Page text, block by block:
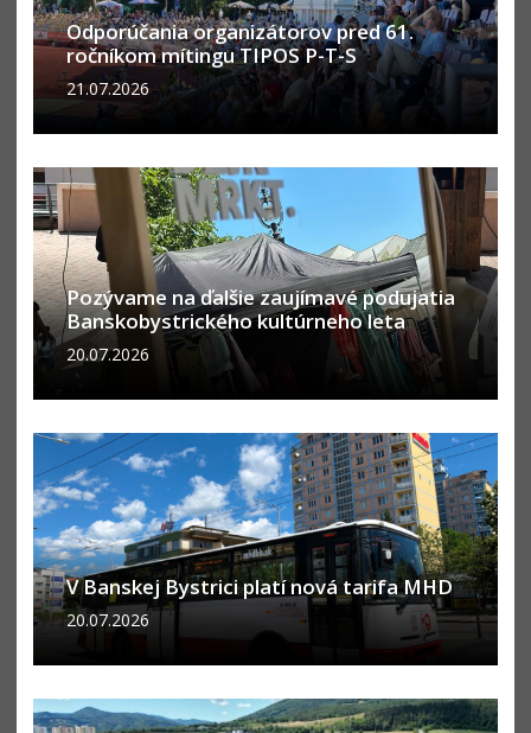
Odporúčania organizátorov pred 61.
ročníkom mítingu TIPOS P-T-S
21.07.2026
Pozývame na ďalšie zaujímavé podujatia
Banskobystrického kultúrneho leta
20.07.2026
V Banskej Bystrici platí nová tarifa MHD
20.07.2026